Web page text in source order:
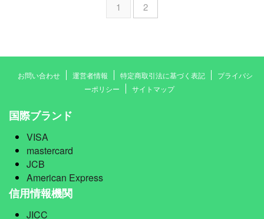
1 2
お問い合わせ 運営者情報 特定商取引法に基づく表記
プライバシ
ーポリシー
サイトマップ
国際ブランド
VISA
mastercard
JCB
American Express
信用情報機関
JICC